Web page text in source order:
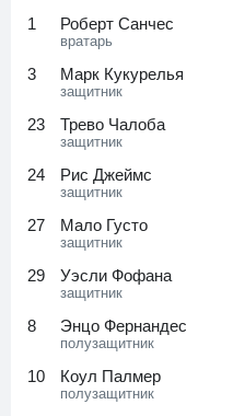
1 Роберт Санчес
вратарь
3 Марк Кукурелья
защитник
23 Трево Чалоба
защитник
24 Рис Джеймс
защитник
27 Мало Густо
защитник
29 Уэсли Фофана
защитник
8 Энцо Фернандес
полузащитник
10 Коул Палмер
полузащитник